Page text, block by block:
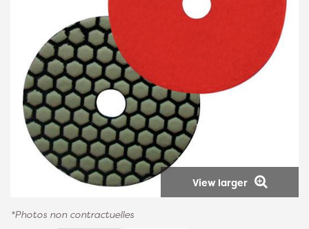
View larger
*Photos non contractuelles